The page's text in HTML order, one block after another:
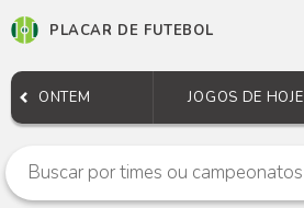
PLACAR DE FUTEBOL
ONTEM JOGOS DE HOJE